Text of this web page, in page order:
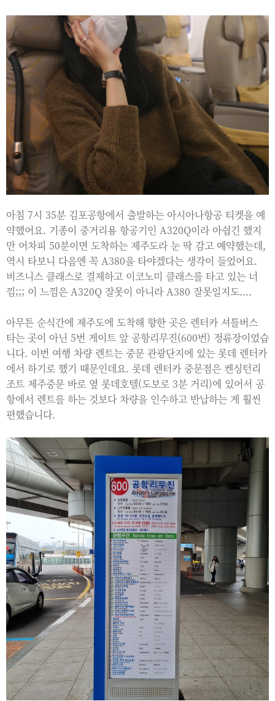
아침 7시 35분 김포공항에서 출발하는 아시아나항공 티켓을 예
약했어요. 기종이 중거리용 항공기인 A320Q이라 아쉽긴 했지
만 어차피 50분이면 도착하는 제주도라 눈 딱 감고 예약했는데,
역시 타보니 다음엔 꼭 A380을 타야겠다는 생각이 들었어요.
비즈니스 클래스로 결제하고 이코노미 클래스를 타고 있는 너
낌;;; 이 느낌은 A320Q 잘못이 아니라 A380 잘못일지도....
아무튼 순식간에 제주도에 도착해 향한 곳은 렌터카 셔틀버스
타는 곳이 아닌 5번 게이트 앞 공항리무진(600번) 정류장이었습
니다. 이번 여행 차량 렌트는 중문 관광단지에 있는 롯데 렌터카
에서 하기로 했기 때문인데요. 롯데 렌터카 중문점은 켄싱턴리
조트 제주중문 바로 옆 롯데호텔(도보로 3분 거리)에 있어서 공
항에서 렌트를 하는 것보다 차량을 인수하고 반납하는 게 훨씬
편했습니다.